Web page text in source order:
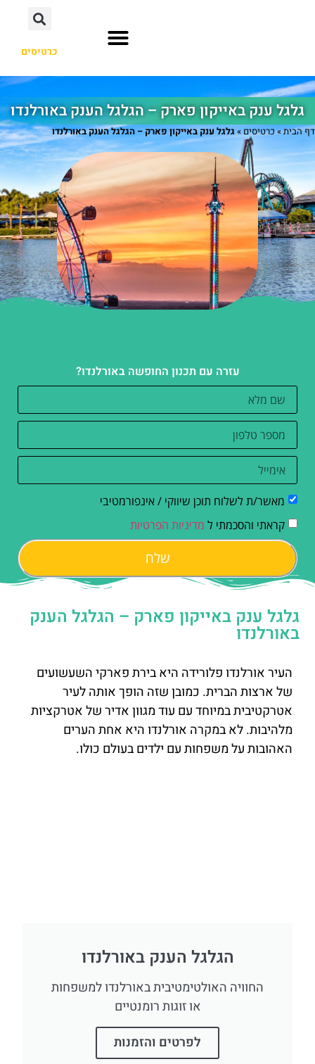
כרטיסים
גלגל ענק באייקון פארק – הגלגל הענק באורלנדו
דף הבית»כרטיסים»גלגל ענק באייקון פארק – הגלגל הענק באורלנדו
עזרה עם תכנון החופשה באורלנדו?
מאשר/ת לשלוח תוכן שיווקי / אינפורמטיבי
קראתי והסכמתי ל מדיניות הפרטיות
שלח
גלגל ענק באייקון פארק – הגלגל הענק
באורלנדו
העיר אורלנדו פלורידה היא בירת פארקי השעשועים
של ארצות הברית. כמובן שזה הופך אותה לעיר
אטרקטיבית במיוחד עם עוד מגוון אדיר של אטרקציות
מלהיבות. לא במקרה אורלנדו היא אחת הערים
האהובות על משפחות עם ילדים בעולם כולו.
הגלגל הענק באורלנדו
החוויה האולטימטיבית באורלנדו למשפחות
או זוגות רומנטיים
לפרטים והזמנות